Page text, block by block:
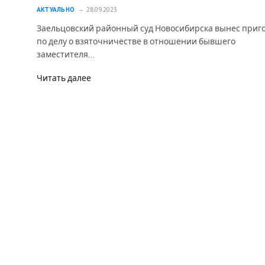
АКТУАЛЬНО 28.09.2023
Заельцовский районный суд Новосибирска вынес
по делу о взяточничестве в отношении бывшего
заместителя…
Читать далее